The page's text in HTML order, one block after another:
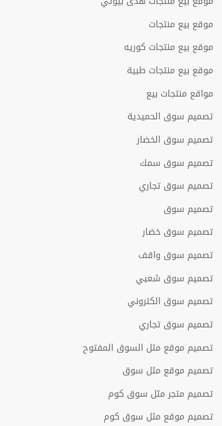
موقع بيع منتجات
موقع بيع منتجات كوريه
موقع بيع منتجات طبية
مواقع منتجات بيع
تصميم سوق الحميدية
تصميم سوق الخضار
تصميم سوق سمك
تصميم سوق تجاري
تصميم سوق
تصميم سوق خضار
تصميم سوق واقف
تصميم سوق شعبي
تصميم سوق الكتروني
تصميم سوق تجاري
تصميم موقع مثل السوق المفتوح
تصميم موقع مثل سوق
تصميم متجر مثل سوق كوم
تصميم موقع مثل سوق كوم